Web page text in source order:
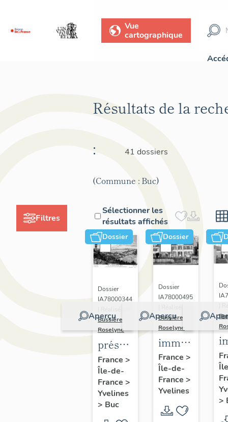
Vue
cartographique
Filtres
Résultats de la
:
41 dossiers
(Commune : Buc)
Sélectionner les
résultats affichés
Dossier
Aperçu
Dossier
IA78000344
Bussière
Roselyne
présentation
de la
commune
de Buc
France >
Île-de-
France >
Yvelines
> Buc
Dossier
Aperçu
Dossier
IA78000495
Bussière
Roselyne
immeubles,
maisons,
fermes
France >
Île-de-
France >
Yvelines
>